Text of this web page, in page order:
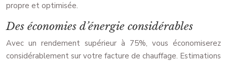
propre et optimisée.
Des économies d’énergie considérables
Avec un rendement supérieur à 75%, vous économiserez
considérablement sur votre facture de chauffage. Estimations